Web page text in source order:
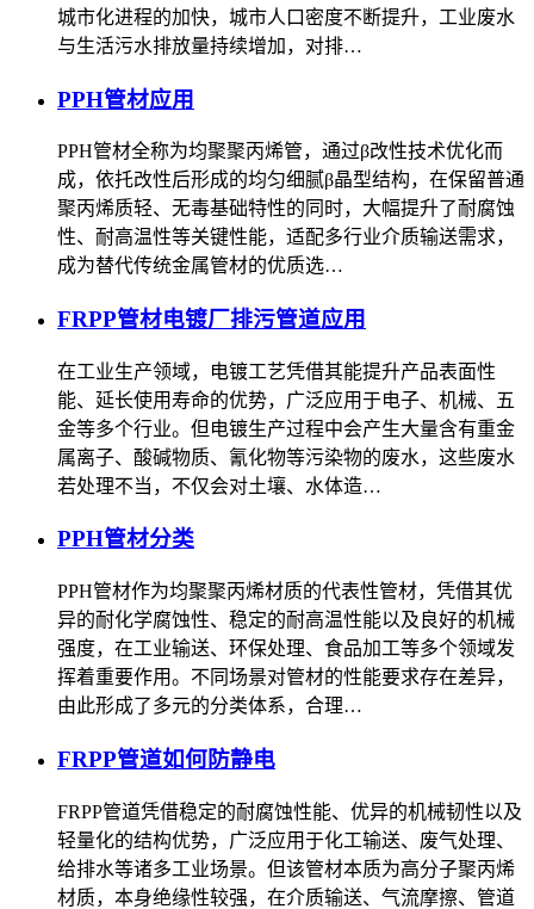
城市化进程的加快，城市人口密度不断提升，工业废水
与生活污水排放量持续增加，对排…
PPH管材应用
PPH管材全称为均聚聚丙烯管，通过β改性技术优化而
成，依托改性后形成的均匀细腻β晶型结构，在保留普通
聚丙烯质轻、无毒基础特性的同时，大幅提升了耐腐蚀
性、耐高温性等关键性能，适配多行业介质输送需求，
成为替代传统金属管材的优质选…
FRPP管材电镀厂排污管道应用
在工业生产领域，电镀工艺凭借其能提升产品表面性
能、延长使用寿命的优势，广泛应用于电子、机械、五
金等多个行业。但电镀生产过程中会产生大量含有重金
属离子、酸碱物质、氰化物等污染物的废水，这些废水
若处理不当，不仅会对土壤、水体造…
PPH管材分类
PPH管材作为均聚聚丙烯材质的代表性管材，凭借其优
异的耐化学腐蚀性、稳定的耐高温性能以及良好的机械
强度，在工业输送、环保处理、食品加工等多个领域发
挥着重要作用。不同场景对管材的性能要求存在差异，
由此形成了多元的分类体系，合理…
FRPP管道如何防静电
FRPP管道凭借稳定的耐腐蚀性能、优异的机械韧性以及
轻量化的结构优势，广泛应用于化工输送、废气处理、
给排水等诸多工业场景。但该管材本质为高分子聚丙烯
材质，本身绝缘性较强，在介质输送、气流摩擦、管道